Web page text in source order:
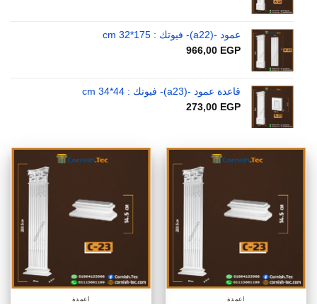
عمود -(a22)- فيوتك : 175*32 cm
966,00 EGP
قاعدة عمود -(a23)- فيوتك : 44*34 cm
273,00 EGP
أعمدة أعمدة